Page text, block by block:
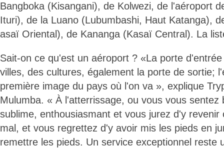
Bangboka (Kisangani), de Kolwezi, de l'aéroport
Ituri), de la Luano (Lubumbashi, Haut Katanga),
asaï Oriental), de Kananga (Kasaï Central). La
Sait-on ce qu'est un aéroport ? «La porte
villes, des cultures, également la porte de sortie;
première image du pays où l'on va », explique
Mulumba. « À l'atterrissage, ou vous vous sentez
sublime, enthousiasmant et vous jurez d'y revenir
mal, et vous regrettez d'y avoir mis les pieds en
remettre les pieds. Un service exceptionnel reste